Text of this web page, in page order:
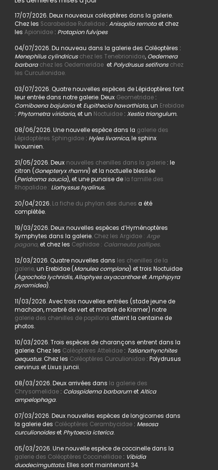
17/07/2026. Deux nouveaux coléoptères dans la galerie.
Chez les Scarabeidae Rutelidae: Anisoplia remotaet chez
les Apionidae: Protapion fulvipes
04/07/2026. Du nouveau dans la galerie des Coléoptères :
Menephilus cylindricus chez les Tenebrionidae,Oedemera
barbara chez les Oedemeridaeet Polydrusus setifrons chez
les Curculionidae.
03/07/2026. Quatre nouvelles espèces de Lépidoptères font
leur entrée dans notre galerie. Deux Geometridae:
Comibaena bajulariaet Eupithecia haworthiata,un Erebidae
: Phytometra viridaria, et un Noctuidae: Xestia triangulum.
08/06/2026. Une nouvelle espèce dans la galerie des
Lépidoptères Sphingidae: Hyles livornica,le sphinx
livournien.
21/05/2026. Deux nouvelles chenilles dans la galerie : le
citron (Gonepteryx rhamni) et la noctuelle blessée
(Peridroma saucia), et une punaise dela famille des
Rhopalidae : Liorhyssus hyalinus.
20/04/2026. La fiche du phylan des dunes a été
complétée.
19/03/2026. Deux nouvelles espèces d’Hyménoptères
Symphytes dans la galerie. Chez les Argidae : Arge
pagana,et chez les Cephidae : Calameuta pallipes.
12/03/2026. Quatre nouvelles dans les chenilles de la
galerie,un Erebidae (Manulea complana) et trois Noctuidae
(Agrochola lychnidis, Allophyes oxyacanthaeetAmphipyra
pyramidea).
11/03/2026. Avec trois nouvelles entrées (stade jeune de
machaon, marbré de vert et marbré de Kramer) notre
galerie des chenilles de papillons atteint la centaine de
photos.
10/03/2026. Trois espèces de charançons entrent dans la
galerie. Chez les Coléoptères Attelidae: Tatianarhynchites
aequatus. Chez les Coléoptères Curculionidae: Polydrusus
cervinus et Lixus juncii.
08/03/2026. Deux arrivées dans la galerie des
Chrysomelidae: Colaspidema barbarumetAltica
ampelophaga.
07/03/2026. Deux nouvelles espèces de longicornes dans
la galerie des Coléoptères Cerambycidae: Mesosa
curculionoideset Phytoecia icterica.
05/03/2026. Une nouvelle espèce de coccinelle dans la
galerie des Coléoptères Coccinellidae: Vibidia
duodecimguttata.Elles sont maintenant 34.